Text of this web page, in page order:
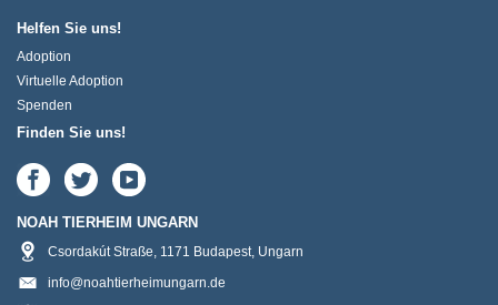
Helfen Sie uns!
Adoption
Virtuelle Adoption
Spenden
Finden Sie uns!
NOAH TIERHEIM UNGARN
Csordakút Straße, 1171 Budapest, Ungarn
info@noahtierheimungarn.de